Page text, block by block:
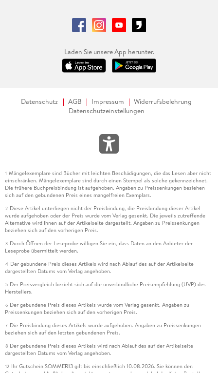
Laden Sie unsere App herunter.
Datenschutz AGB Impressum
Widerrufsbelehrung
Datenschutzeinstellungen
1 Mängelexemplare sind Bücher mit leichten Beschädigungen, die das Lesen aber nicht
einschränken. Mängelexemplare sind durch einen Stempel als solche gekennzeichnet.
Die frühere Buchpreisbindung ist aufgehoben. Angaben zu Preissenkungen beziehen
sich auf den gebundenen Preis eines mangelfreien Exemplars.
2 Diese Artikel unterliegen nicht der Preisbindung, die Preisbindung dieser Artikel
wurde aufgehoben oder der Preis wurde vom Verlag gesenkt. Die jeweils zutreffende
Alternative wird Ihnen auf der Artikelseite dargestellt. Angaben zu Preissenkungen
beziehen sich auf den vorherigen Preis.
3 Durch Öffnen der Leseprobe willigen Sie ein, dass Daten an den Anbieter der
Leseprobe übermittelt werden.
4 Der gebundene Preis dieses Artikels wird nach Ablauf des auf der Artikelseite
dargestellten Datums vom Verlag angehoben.
5 Der Preisvergleich bezieht sich auf die unverbindliche Preisempfehlung (UVP) des
Herstellers.
6 Der gebundene Preis dieses Artikels wurde vom Verlag gesenkt. Angaben zu
Preissenkungen beziehen sich auf den vorherigen Preis.
7 Die Preisbindung dieses Artikels wurde aufgehoben. Angaben zu Preissenkungen
beziehen sich auf den letzten gebundenen Preis.
8 Der gebundene Preis dieses Artikels wird nach Ablauf des auf der Artikelseite
dargestellten Datums vom Verlag angehoben.
12 Ihr Gutschein SOMMER13 gilt bis einschließlich 10.08.2026. Sie können den